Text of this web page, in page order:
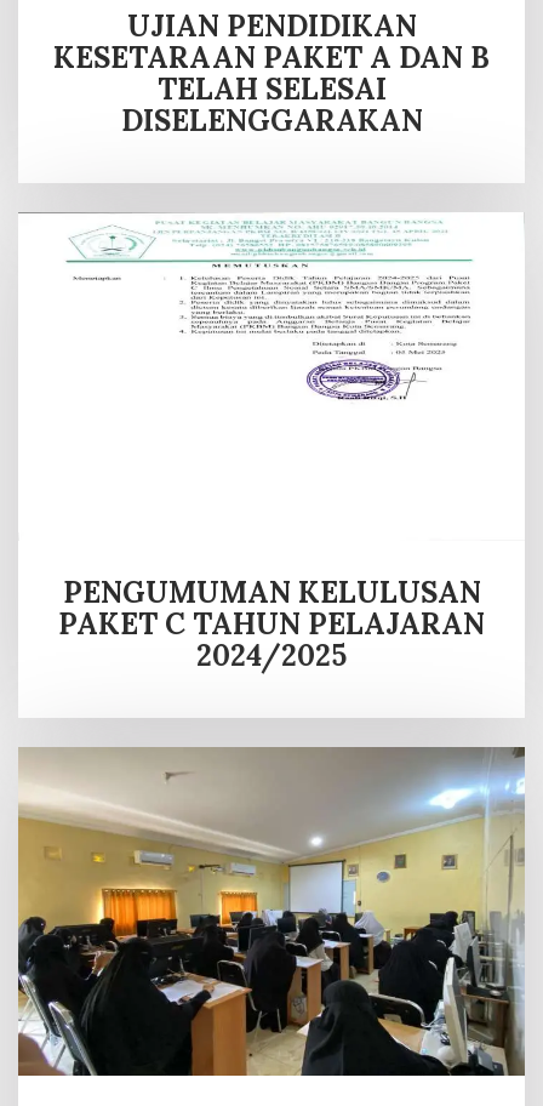
UJIAN PENDIDIKAN
KESETARAAN PAKET A DAN B
TELAH SELESAI
DISELENGGARAKAN
PENGUMUMAN KELULUSAN
PAKET C TAHUN PELAJARAN
2024/2025